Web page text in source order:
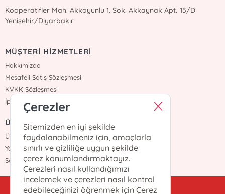
Kooperatifler Mah. Akkoyunlu 1. Sok. Akkaynak Apt. 15/D
Yenişehir/Diyarbakır
MÜŞTERİ HİZMETLERİ
Hakkımızda
Mesafeli Satış Sözleşmesi
KVKK Sözleşmesi
İptal İade
ÜYELİK
Üye Girişi
Yeni Üyelik
Sepetim
kitappola@gmail.com
Çerezler
Sitemizden en iyi şekilde
faydalanabilmeniz için, amaçlarla
sınırlı ve gizliliğe uygun şekilde
çerez konumlandırmaktayız.
Çerezleri nasıl kullandığımızı
incelemek ve çerezleri nasıl kontrol
edebileceğinizi öğrenmek için Çerez